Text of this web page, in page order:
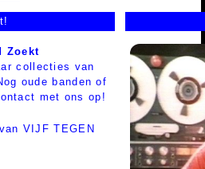
Zoekt
collecties van
oude banden of
met ons op!
VIJF TEGEN